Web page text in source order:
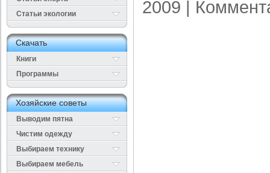
Статьи экологии
Cкачать
Книги
Программы
Хозяйские советы
Выводим пятна
Чистим одежду
Выбираем технику
Выбираем мебель
2009 |